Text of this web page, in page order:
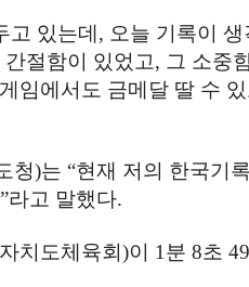
있는데 , 오늘 기록이
간절함이 있었고, 그 소중
임에서도 금메달 딸 수 있
청)는 “현재 저의 한국기록
”라고 말했다.
치도체육회)이 1분8초49